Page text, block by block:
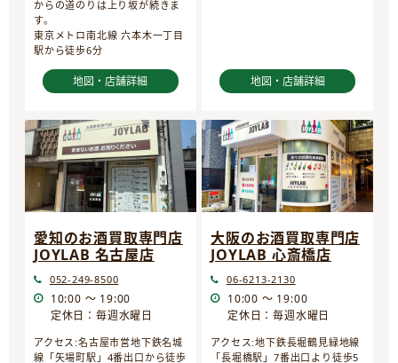
からの道のりは上り坂が続きま
す。
東京メトロ南北線 六本木一丁目
駅から徒歩6分
地図・店舗詳細 地図・店舗詳細
愛知のお酒買取専門店
JOYLAB 名古屋店
052-249-8500
10:00 ～ 19:00
定休日：毎週水曜日
アクセス:名古屋市営地下鉄名城
線「矢場町駅」4番出口から徒歩
大阪のお酒買取専門店
JOYLAB 心斎橋店
06-6213-2130
10:00 ～ 19:00
定休日：毎週水曜日
アクセス:地下鉄長堀鶴見緑地線
「長堀橋駅」7番出口より徒歩5